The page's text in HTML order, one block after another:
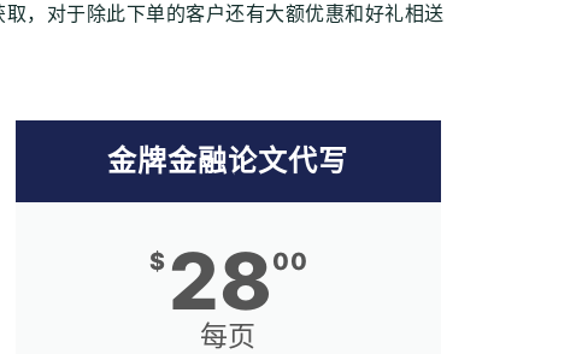
，对于除此下单的客户还有大额优惠和好礼相送
金牌金融论文代写
$ 2800
每页